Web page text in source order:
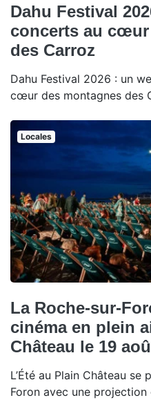
Dahu Festival
concerts au
des Carroz
Dahu Festival 2026 : un
cœur des montagnes des
Locales
La Roche-sur-
cinéma en plein
Château le 19
L’Été au Plain Château
Foron avec une